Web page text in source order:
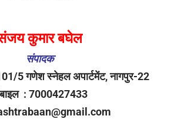
कुमार बघेल
संपादक
5 गणेश स्नेहल अपार्टमेंट, नागपुर-22
: 7000427433